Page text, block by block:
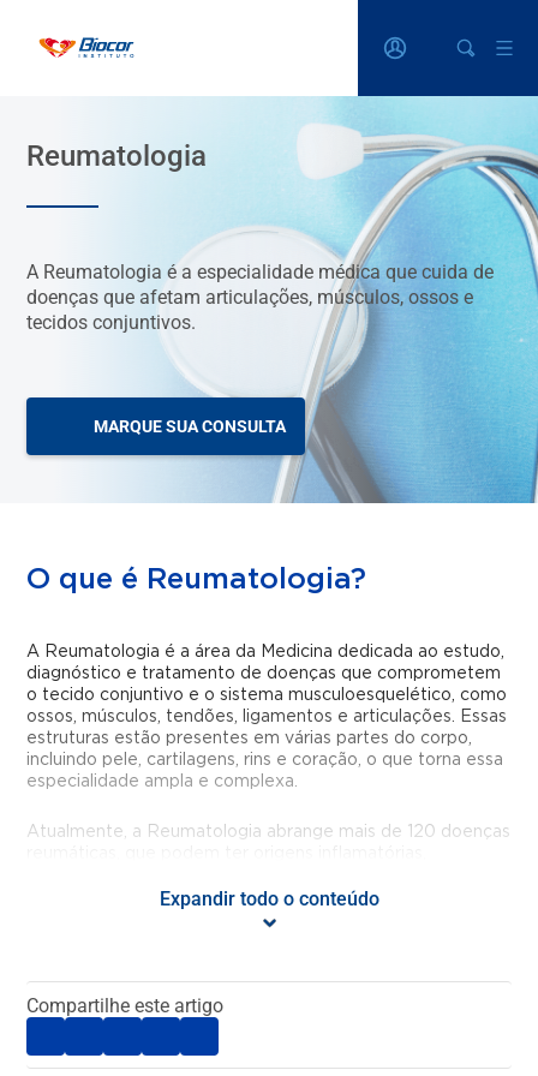
Reumatologia
A Reumatologia é a especialidade médica que cuida de
doenças que afetam articulações, músculos, ossos e
tecidos conjuntivos.
MARQUE SUA CONSULTA
O que é Reumatologia?
A Reumatologia é a área da Medicina dedicada ao estudo,
diagnóstico e tratamento de doenças que comprometem
o tecido conjuntivo e o sistema musculoesquelético, como
ossos, músculos, tendões, ligamentos e articulações. Essas
estruturas estão presentes em várias partes do corpo,
incluindo pele, cartilagens, rins e coração, o que torna essa
especialidade ampla e complexa.
Atualmente, a Reumatologia abrange mais de 120 doenças
Apesar de serem frequentemente associadas ao
envelhecimento, essas condições podem afetar pessoas
essencial para controlar os sintomas, prevenir
Expandir todo o conteúdo
Compartilhe este artigo